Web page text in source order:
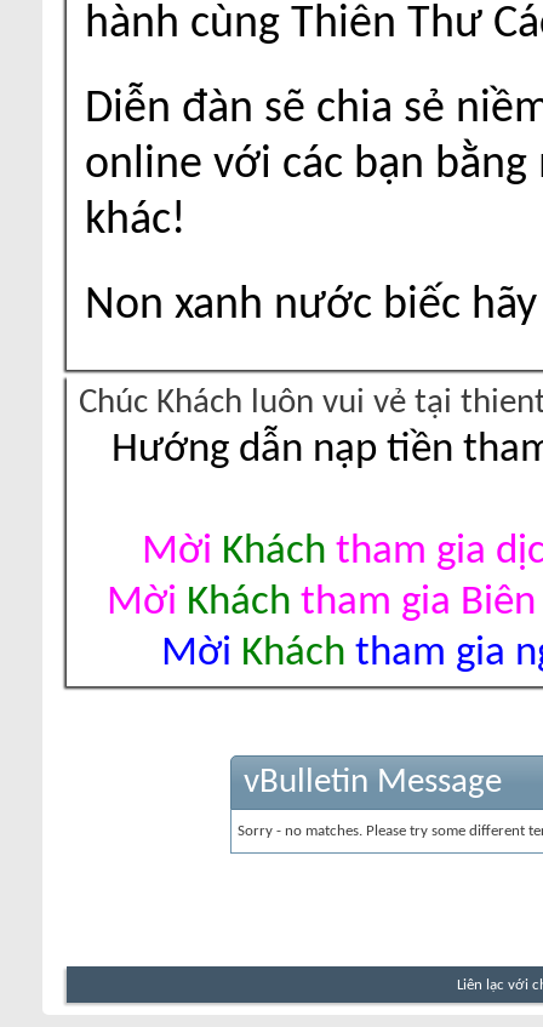
hành cùng Thiên Thư
Diễn đàn sẽ chia sẻ
online với các bạn
khác!
Non xanh nước biếc
Chúc Khách luôn vui vẻ tại
Hướng dẫn nạp tiền
Mời Khách tham gia
Mời Khách tham gia
Mời Khách tham gia
vBulletin Message
Sorry - no matches. Please try some different
Liên lạc với